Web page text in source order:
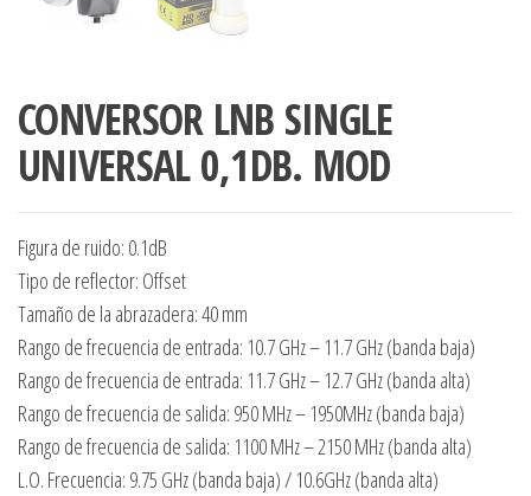
CONVERSOR LNB SINGLE
UNIVERSAL 0,1DB. MOD
Figura de ruido: 0.1dB
Tipo de reflector: Offset
Tamaño de la abrazadera: 40 mm
Rango de frecuencia de entrada: 10.7 GHz – 11.7 GHz (banda baja)
Rango de frecuencia de entrada: 11.7 GHz – 12.7 GHz (banda alta)
Rango de frecuencia de salida: 950 MHz – 1950MHz (banda baja)
Rango de frecuencia de salida: 1100 MHz – 2150 MHz (banda alta)
L.O. Frecuencia: 9.75 GHz (banda baja) / 10.6GHz (banda alta)